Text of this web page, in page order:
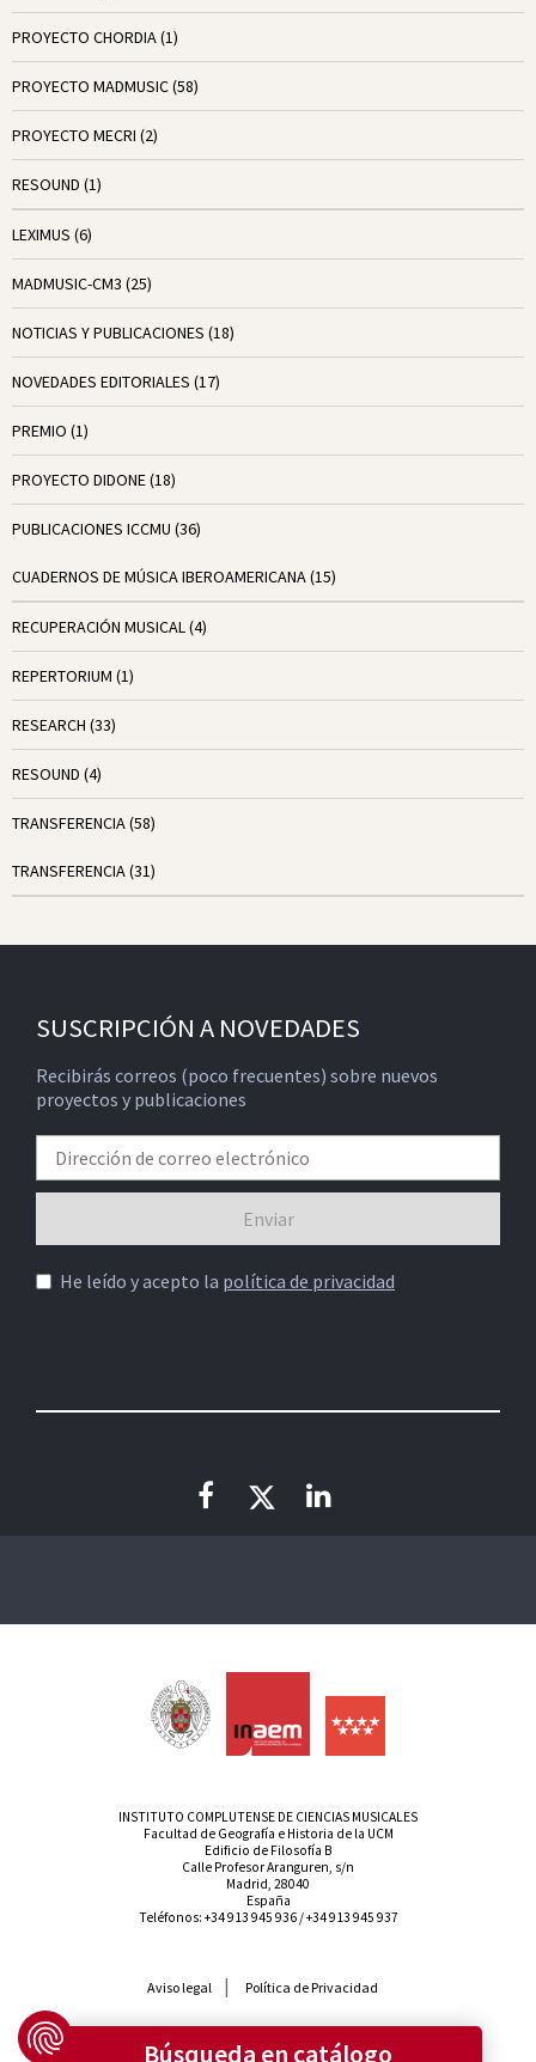
PROYECTO CHORDIA(1)
PROYECTO MADMUSIC(58)
PROYECTO MECRI (2)
RESOUND (1)
LEXIMUS (6)
MADMUSIC-CM3 (25)
NOTICIAS Y PUBLICACIONES (18)
NOVEDADES EDITORIALES (17)
PREMIO (1)
PROYECTO DIDONE(18)
PUBLICACIONES ICCMU (36)
CUADERNOS DE MÚSICA IBEROAMERICANA(15)
RECUPERACIÓN MUSICAL(4)
REPERTORIUM (1)
RESEARCH (33)
RESOUND (4)
TRANSFERENCIA(58)
TRANSFERENCIA(31)
SUSCRIPCIÓN A NOVEDADES
Recibirás correos (poco frecuentes) sobre nuevos
proyectos y publicaciones
He leído y acepto la política de privacidad
INSTITUTO COMPLUTENSE DE CIENCIAS MUSICALES
Facultad de Geografía e Historia de la UCM
Edificio de Filosofía B
Calle Profesor Aranguren, s/n
Madrid, 28040
España
Teléfonos: +34 913 945 936/+34 913 945 937
Aviso legal Política de Privacidad